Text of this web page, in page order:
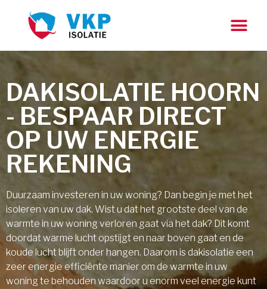
DAKISOLATIE HOORN
- BESPAAR DIRECT
OP UW ENERGIE
REKENING
Duurzaam investeren in uw woning? Dan begin je met het
isoleren van uw dak. Wist u dat het grootste deel van de
warmte in uw woning verloren gaat via het dak? Dit komt
doordat warme lucht opstijgt en naar boven gaat en de
koude lucht blijft onder hangen. Daarom is dakisolatie een
zeer energie efficiënte manier om de warmte in uw
woning te behouden waardoor u enorm veel energie kunt